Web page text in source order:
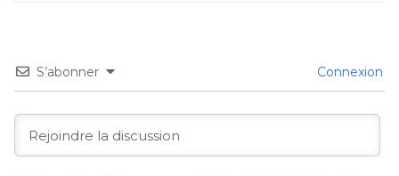
S’abonner Connexion